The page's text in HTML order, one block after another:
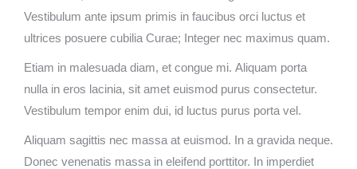
Vestibulum ante ipsum primis in faucibus orci luctus et
ultrices posuere cubilia Curae; Integer nec maximus quam.
Etiam in malesuada diam, et congue mi. Aliquam porta
nulla in eros lacinia, sit amet euismod purus consectetur.
Vestibulum tempor enim dui, id luctus purus porta vel.
Aliquam sagittis nec massa at euismod. In a gravida neque.
Donec venenatis massa in eleifend porttitor. In imperdiet